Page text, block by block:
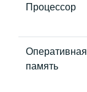
Процессор
Оперативная
память